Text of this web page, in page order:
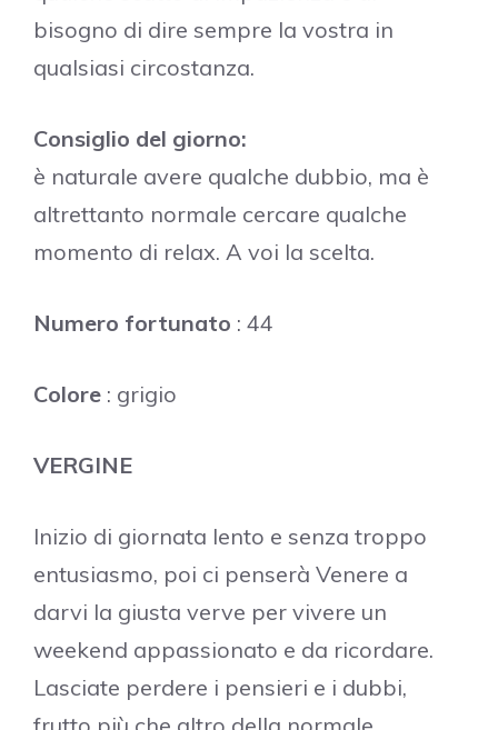
bisogno di dire sempre la vostra in
qualsiasi circostanza.
Consiglio del giorno:
è naturale avere qualche dubbio, ma è
altrettanto normale cercare qualche
momento di relax. A voi la scelta.
Numero fortunato : 44
Colore : grigio
VERGINE
Inizio di giornata lento e senza troppo
entusiasmo, poi ci penserà Venere a
darvi la giusta verve per vivere un
weekend appassionato e da ricordare.
Lasciate perdere i pensieri e i dubbi,